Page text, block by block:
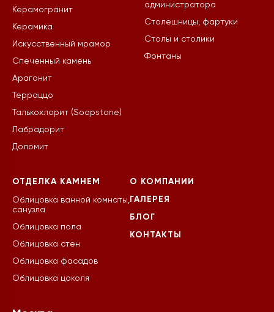
Керамогранит
Керамика
Искусственный мрамор
Спеченный камень
Арагонит
Терраццо
Талькохлорит (Soapstone)
Лабрадорит
Доломит
администратора
Столешницы, фартуки
Столы и столики
Фонтаны
ОТДЕЛКА КАМНЕМ
Облицовка ванной комнаты,
санузла
Облицовка пола
Облицовка стен
Облицовка фасадов
Облицовка цоколя
О КОМПАНИИ
ГАЛЕРЕЯ
БЛОГ
КОНТАКТЫ